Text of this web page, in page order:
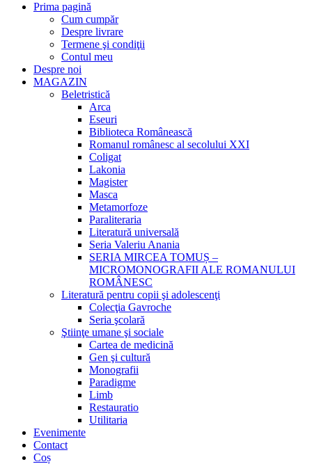
Prima pagină
Cum cumpăr
Despre livrare
Termene şi condiţii
Contul meu
Despre noi
MAGAZIN
Beletristică
Arca
Eseuri
Biblioteca Românească
Romanul românesc al secolului XXI
Coligat
Lakonia
Magister
Masca
Metamorfoze
Paraliteraria
Literatură universală
Seria Valeriu Anania
SERIA MIRCEA TOMUȘ –
MICROMONOGRAFII ALE ROMANULUI
ROMÂNESC
Literatură pentru copii şi adolescenţi
Colecţia Gavroche
Seria şcolară
Ştiinţe umane şi sociale
Cartea de medicină
Gen şi cultură
Monografii
Paradigme
Limb
Restauratio
Utilitaria
Evenimente
Contact
Coș